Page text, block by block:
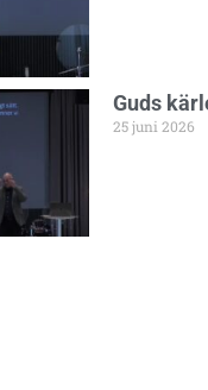
Guds
25 juni 2026